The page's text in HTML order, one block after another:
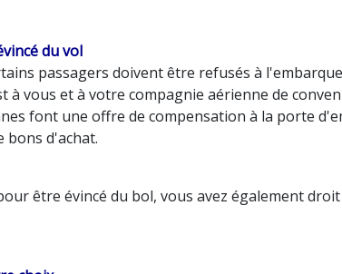
du vol
passagers doivent être refusés à
à vous et à votre compagnie aérienne de
font une offre de compensation à la porte
bons d'achat.
être évincé du bol, vous avez également